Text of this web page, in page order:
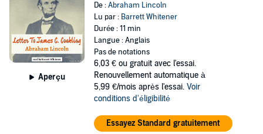
Aperçu
De :Abraham Lincoln
Lu par : Barrett Whitener
Durée : 11 min
Langue : Anglais
Pas de notations
6,03 € ou gratuit avec l'essai.
Renouvellement automatique à
5,99 €/mois après l'essai. Voir
conditions d'éligibilité
Essayez Standard gratuitement